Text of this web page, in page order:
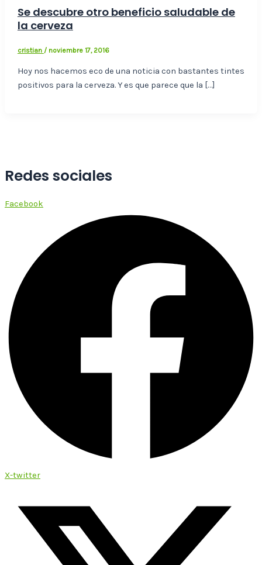
Se descubre otro beneficio saludable de
la cerveza
cristian / noviembre 17, 2016
Hoy nos hacemos eco de una noticia con bastantes tintes
positivos para la cerveza. Y es que parece que la […]
Redes sociales
Facebook
X-twitter